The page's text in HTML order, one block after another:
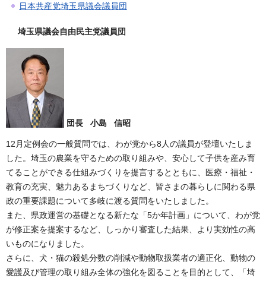
日本共産党埼玉県議会議員団
埼玉県議会自由民主党議員団
団長 小島 信昭
12月定例会の一般質問では、わが党から8人の議員が登壇いたしま
した。埼玉の農業を守るための取り組みや、安心して子供を産み育
てることができる仕組みづくりを提言するとともに、医療・福祉・
教育の充実、魅力あるまちづくりなど、皆さまの暮らしに関わる県
政の重要課題について多岐に渡る質問をいたしました。
また、県政運営の基礎となる新たな「5か年計画」について、わが党
が修正案を提案するなど、しっかり審査した結果、より実効性の高
いものになりました。
さらに、犬・猫の殺処分数の削減や動物取扱業者の適正化、動物の
愛護及び管理の取り組み全体の強化を図ることを目的として、「埼